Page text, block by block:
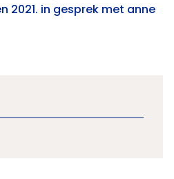
2021. in gesprek met anne